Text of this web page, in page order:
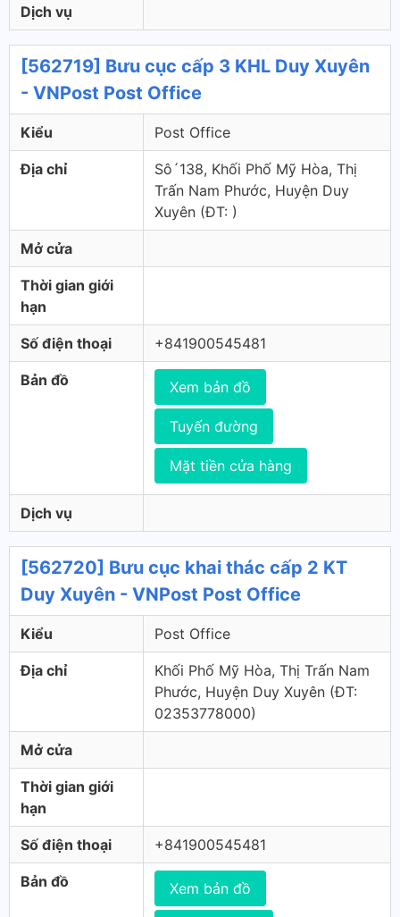
Dịch vụ
[562719] Bưu cục cấp 3 KHL Duy Xuyên
- VNPost Post Office
Kiểu Post Office
Địa chỉ
Sô´138, Khối Phố Mỹ Hòa, Thị
Trấn Nam Phước, Huyện Duy
Xuyên (ÐT: )
Mở cửa
Thời gian giới
hạn
Số điện thoại +841900545481
Bản đồ Xem bản đồ
Tuyến đường
Mặt tiền cửa hàng
Dịch vụ
[562720] Bưu cục khai thác cấp 2 KT
Duy Xuyên - VNPost Post Office
Kiểu Post Office
Địa chỉ
Khối Phố Mỹ Hòa, Thị Trấn Nam
Phước, Huyện Duy Xuyên (ÐT:
02353778000)
Mở cửa
Thời gian giới
hạn
Số điện thoại +841900545481
Bản đồ Xem bản đồ